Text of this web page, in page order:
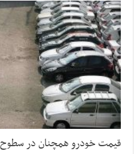
قیمت خودرو همچنان در سطوح